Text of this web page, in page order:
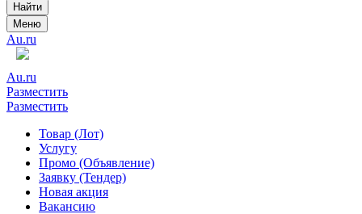
Найти
Меню
Au.ru
Au.ru
Разместить
Разместить
Товар (Лот)
Услугу
Промо (Объявление)
Заявку (Тендер)
Новая акция
Вакансию